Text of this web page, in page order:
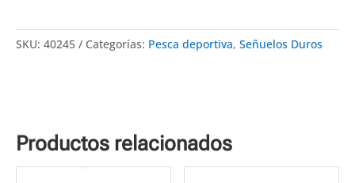
SKU: 40245 Categorías: Pesca deportiva, Señuelos Duros
Productos relacionados